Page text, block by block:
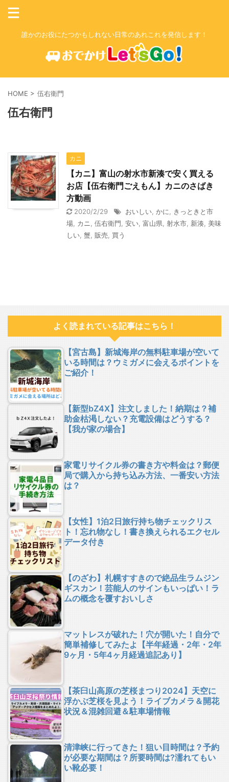
誰かのお役にたつかもしれない日常のあれこれを発信します！
HOME > 伍右衛門
伍右衛門
カニ
【カニ】富山の射水市新湊で安く買える
お店【伍右衛門ごえもん】カニのさばき
方動画
2020/2/29 おいしい かに
きっときと市
場
カニ 伍右衛門 安い 富山県 射水市 新湊 美味
しい 蟹 販売 買う
よく読まれている記事はこちら！
【宮古島】新城海岸の無料駐車場が空いて
いる時間は？ウミガメに会えるポイントを
ご紹介！
【新型bZ4X】注文しました！納期は？補
助金枯渇しない？充電設備はどうする？
【我が家の場合】
家電リサイクル券の書き方や料金は？郵便
局で購入から持ち込み方法、一番安い方法
は？
【女性】1泊2日旅行持ち物チェックリス
ト！忘れ物なし！書き換えられるエクセル
データ付き
【のざわ】札幌すすきので絶品生ラムジン
ギスカン！芸能人のサインもいっぱい！ラ
ムの概念を覆すおいしさ
マットレスが破れた！穴が開いた！自分で
簡単補修してみたよ【半年経過・2年・2年
9ヶ月・5年4ヶ月経過追記あり】
【茶臼山高原の芝桜まつり2024】天空に
浮かぶ芝桜を見よう！ライブカメラ＆開花
状況＆混雑回避＆駐車場情報
清津峡に行ってきた！狙い目時間は？予約
が必要な期間は？所要時間は?濡れてもい
い靴必要！